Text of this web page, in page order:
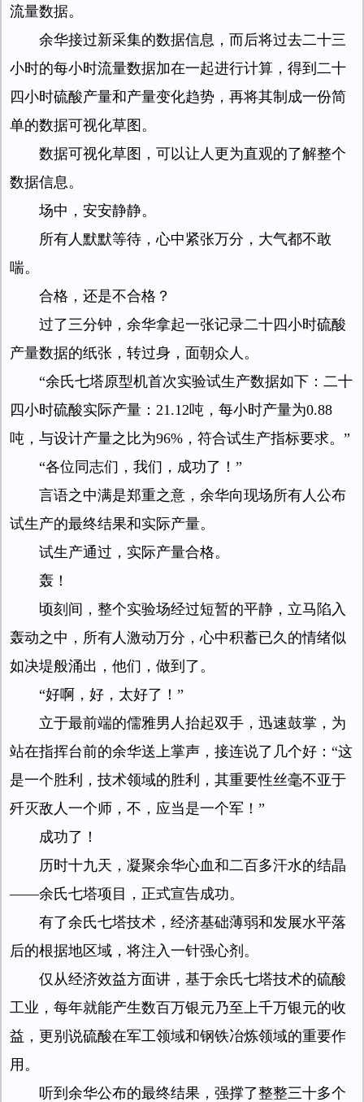
流量数据。
余华接过新采集的数据信息，而后将过去二十三
小时的每小时流量数据加在一起进行计算，得到二十
四小时硫酸产量和产量变化趋势，再将其制成一份简
单的数据可视化草图。
数据可视化草图，可以让人更为直观的了解整个
数据信息。
场中，安安静静。
所有人默默等待，心中紧张万分，大气都不敢
喘。
合格，还是不合格？
过了三分钟，余华拿起一张记录二十四小时硫酸
产量数据的纸张，转过身，面朝众人。
“余氏七塔原型机首次实验试生产数据如下：二十
四小时硫酸实际产量：21.12吨，每小时产量为0.88
吨，与设计产量之比为96%，符合试生产指标要求。”
“各位同志们，我们，成功了！”
言语之中满是郑重之意，余华向现场所有人公布
试生产的最终结果和实际产量。
试生产通过，实际产量合格。
轰！
顷刻间，整个实验场经过短暂的平静，立马陷入
轰动之中，所有人激动万分，心中积蓄已久的情绪似
如决堤般涌出，他们，做到了。
“好啊，好，太好了！”
立于最前端的儒雅男人抬起双手，迅速鼓掌，为
站在指挥台前的余华送上掌声，接连说了几个好：“这
是一个胜利，技术领域的胜利，其重要性丝毫不亚于
歼灭敌人一个师，不，应当是一个军！”
成功了！
历时十九天，凝聚余华心血和二百多汗水的结晶
——余氏七塔项目，正式宣告成功。
有了余氏七塔技术，经济基础薄弱和发展水平落
后的根据地区域，将注入一针强心剂。
仅从经济效益方面讲，基于余氏七塔技术的硫酸
工业，每年就能产生数百万银元乃至上千万银元的收
益，更别说硫酸在军工领域和钢铁冶炼领域的重要作
用。
听到余华公布的最终结果，强撑了整整三十多个